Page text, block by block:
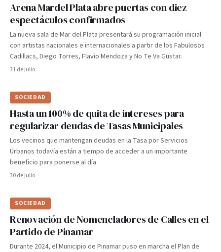
Arena Mardel Plata abre puertas con diez
espectáculos confirmados
La nueva sala de Mar del Plata presentará su programación inicial
con artistas nacionales e internacionales a partir de los Fabulosos
Cadillacs, Diego Torres, Flavio Mendoza y No Te Va Gustar.
31 de julio
SOCIEDAD
Hasta un 100% de quita de intereses para
regularizar deudas de Tasas Municipales
Los vecinos que mantengan deudas en la Tasa por Servicios
Urbanos todavía están a tiempo de acceder a un importante
beneficio para ponerse al día
30 de julio
SOCIEDAD
Renovación de Nomencladores de Calles en el
Partido de Pinamar
Durante 2024, el Municipio de Pinamar puso en marcha el Plan de